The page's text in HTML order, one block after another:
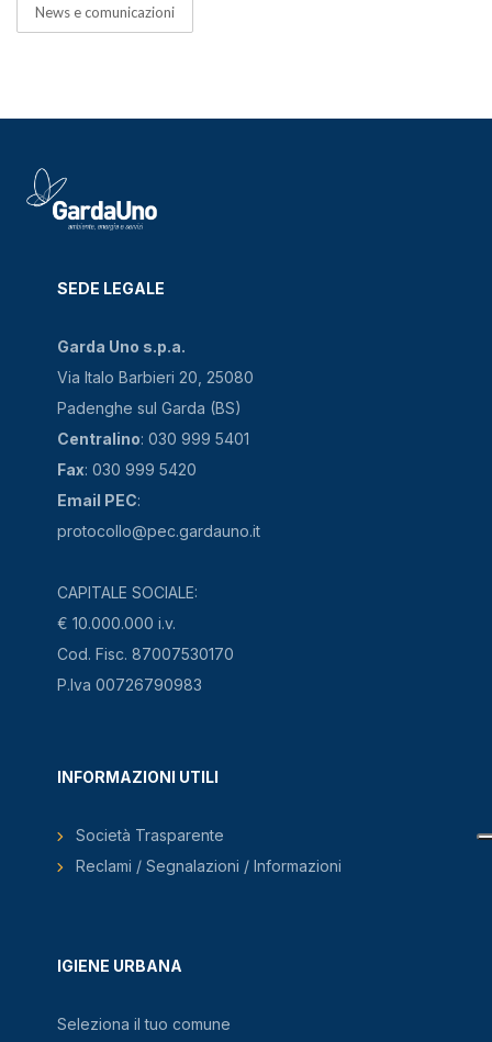
News e comunicazioni
SEDE LEGALE
Garda Uno s.p.a.
Via Italo Barbieri 20, 25080
Padenghe sul Garda (BS)
Centralino: 030 999 5401
Fax: 030 999 5420
Email PEC:
protocollo@pec.gardauno.it
CAPITALE SOCIALE:
€ 10.000.000 i.v.
Cod. Fisc. 87007530170
P.Iva 00726790983
IGIENE URBANA
Seleziona il tuo comune
INFORMAZIONI UTILI
Società Trasparente
Reclami / Segnalazioni / Informazioni